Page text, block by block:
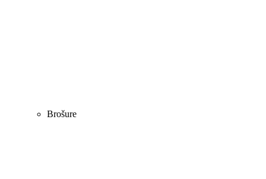
Brošure